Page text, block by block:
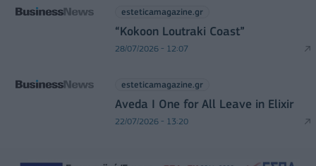
esteticamagazine.gr
“Kokoon Loutraki Coast”
28/07/2026 - 12:07
esteticamagazine.gr
Aveda I One for All Leave in Elixir
22/07/2026 - 13:20